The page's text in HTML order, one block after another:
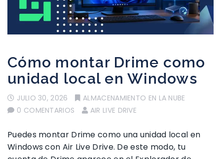
Cómo montar Drime como
unidad local en Windows
JULIO 30, 2026
ALMACENAMIENTO EN LA NUBE
0 COMENTARIOS
AIR LIVE DRIVE
Puedes montar Drime como una unidad local en
Windows con Air Live Drive. De este modo, tu